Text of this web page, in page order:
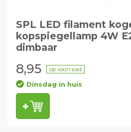
SPL LED filament
kopspiegellamp 4W
dimbaar
8,95 op voorraad
Dinsdag in huis